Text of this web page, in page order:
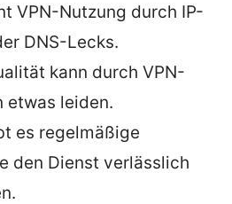
VPN-Nutzung durch IP-
DNS-Lecks.
kann durch VPN-
etwas leiden.
es regelmäßige
den Dienst verlässlich